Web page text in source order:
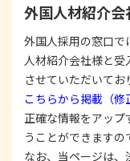
する際は、本
で、適法に
2. 安全対策の
個人情報の正確
るため、情報
置を構築し、
の漏洩、滅失ま
ティの是正に
外国人材紹介
外国人採用の窓口
人材紹介会社様と
させていただいてお
こちらから掲載（修
正確な情報をアッ
うことができますの
なお、当ページは